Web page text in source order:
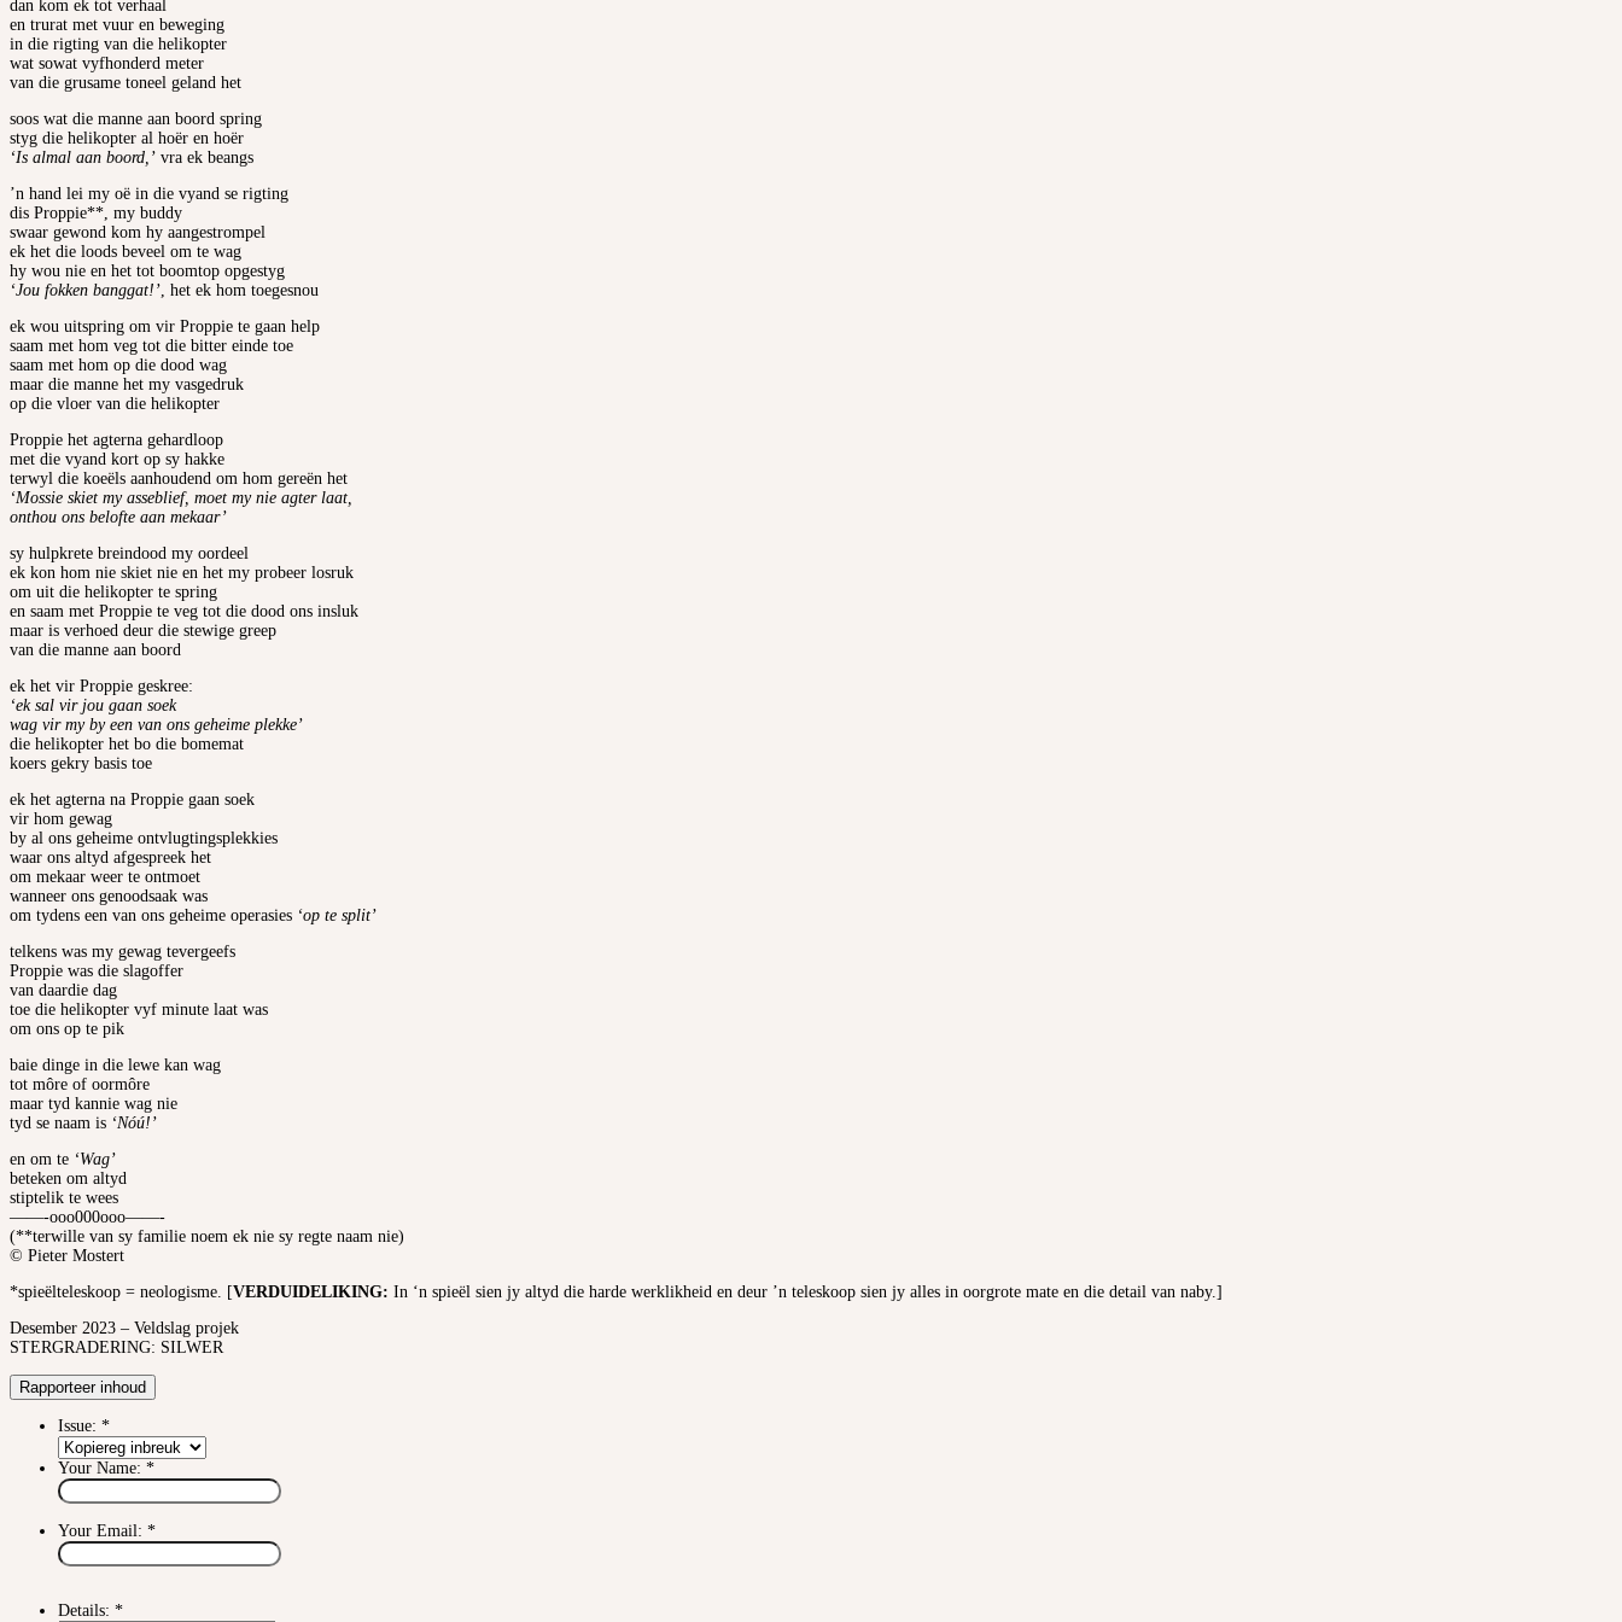
dan kom ek tot verhaal
en trurat met vuur en beweging
in die rigting van die helikopter
wat sowat vyfhonderd meter
van die grusame toneel geland het
soos wat die manne aan boord spring
styg die helikopter al hoër en hoër
‘Is almal aan boord,’ vra ek beangs
’n hand lei my oë in die vyand se rigting
dis Proppie**, my buddy
swaar gewond kom hy aangestrompel
ek het die loods beveel om te wag
hy wou nie en het tot boomtop opgestyg
‘Jou fokken banggat!’, het ek hom toegesnou
ek wou uitspring om vir Proppie te gaan help
saam met hom veg tot die bitter einde toe
saam met hom op die dood wag
maar die manne het my vasgedruk
op die vloer van die helikopter
Proppie het agterna gehardloop
met die vyand kort op sy hakke
terwyl die koeëls aanhoudend om hom gereën het
‘Mossie skiet my asseblief, moet my nie agter laat,
onthou ons belofte aan mekaar’
sy hulpkrete breindood my oordeel
ek kon hom nie skiet nie en het my probeer losruk
om uit die helikopter te spring
en saam met Proppie te veg tot die dood ons insluk
maar is verhoed deur die stewige greep
van die manne aan boord
ek het vir Proppie geskree:
‘ek sal vir jou gaan soek
wag vir my by een van ons geheime plekke’
die helikopter het bo die bomemat
koers gekry basis toe
ek het agterna na Proppie gaan soek
vir hom gewag
by al ons geheime ontvlugtingsplekkies
waar ons altyd afgespreek het
om mekaar weer te ontmoet
wanneer ons genoodsaak was
om tydens een van ons geheime operasies ‘op te split’
telkens was my gewag tevergeefs
Proppie was die slagoffer
van daardie dag
toe die helikopter vyf minute laat was
om ons op te pik
baie dinge in die lewe kan wag
tot môre of oormôre
maar tyd kannie wag nie
tyd se naam is ‘Nóú!’
en om te ‘Wag’
beteken om altyd
stiptelik te wees
——-ooo000ooo——-
(**terwille van sy familie noem ek nie sy regte naam nie)
© Pieter Mostert
*spieëlteleskoop = neologisme. [VERDUIDELIKING: In ‘n spieël sien jy altyd die harde werklikheid en deur ’n teleskoop sien jy alles in oorgrote mate en die detail van naby.]
Desember 2023 – Veldslag projek
STERGRADERING: SILWER
Rapporteer inhoud
Issue: *
Your Name: *
Your Email: *
Details: *